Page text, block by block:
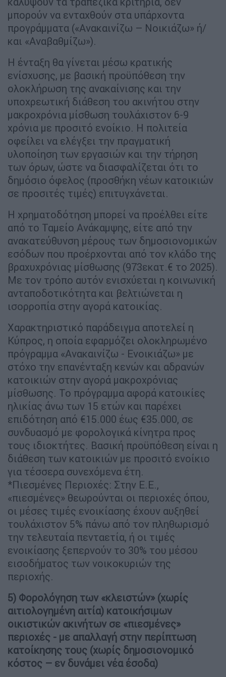
μπορούν να ενταχθούν στα υπάρχοντα
προγράμματα («Ανακαινίζω – Νοικιάζω» ή/
και «Αναβαθμίζω»).
Η ένταξη θα γίνεται μέσω κρατικής
ενίσχυσης, με βασική προϋπόθεση την
ολοκλήρωση της ανακαίνισης και την
υποχρεωτική διάθεση του ακινήτου στην
μακροχρόνια μίσθωση τουλάχιστον 6-9
χρόνια με προσιτό ενοίκιο. Η πολιτεία
οφείλει να ελέγξει την πραγματική
υλοποίηση των εργασιών και την τήρηση
των όρων, ώστε να διασφαλίζεται ότι το
δημόσιο όφελος (προσθήκη νέων κατοικιών
σε προσιτές τιμές) επιτυγχάνεται.
Η χρηματοδότηση μπορεί να προέλθει είτε
από το Ταμείο Ανάκαμψης, είτε από την
ανακατεύθυνση μέρους των δημοσιονομικών
εσόδων που προέρχονται από τον κλάδο της
βραχυχρόνιας μίσθωσης (973εκατ.€ το 2025).
Με τον τρόπο αυτόν ενισχύεται η κοινωνική
ανταποδοτικότητα και βελτιώνεται η
ισορροπία στην αγορά κατοικίας.
Χαρακτηριστικό παράδειγμα αποτελεί η
Κύπρος, η οποία εφαρμόζει ολοκληρωμένο
πρόγραμμα «Ανακαινίζω - Ενοικιάζω» με
στόχο την επανένταξη κενών και αδρανών
κατοικιών στην αγορά μακροχρόνιας
μίσθωσης. Το πρόγραμμα αφορά κατοικίες
ηλικίας άνω των 15 ετών και παρέχει
επιδότηση από €15.000 έως €35.000, σε
συνδυασμό με φορολογικά κίνητρα προς
τους ιδιοκτήτες. Βασική προϋπόθεση είναι η
διάθεση των κατοικιών με προσιτό ενοίκιο
για τέσσερα συνεχόμενα έτη.
*Πιεσμένες Περιοχές: Στην Ε.Ε.,
«πιεσμένες» θεωρούνται οι περιοχές όπου,
οι μέσες τιμές ενοικίασης έχουν αυξηθεί
τουλάχιστον 5% πάνω από τον πληθωρισμό
την τελευταία πενταετία, ή οι τιμές
ενοικίασης ξεπερνούν το 30% του μέσου
εισοδήματος των νοικοκυριών της
περιοχής.
5) Φορολόγηση των «κλειστών» (χωρίς
αιτιολογημένη αιτία) κατοικήσιμων
οικιστικών ακινήτων σε «πιεσμένες»
περιοχές - με απαλλαγή στην περίπτωση
κατοίκησης τους (χωρίς δημοσιονομικό
κόστος – εν δυνάμει νέα έσοδα)